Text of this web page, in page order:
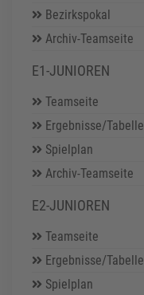
Bezirkspokal
Archiv-Teamseite
E1-JUNIOREN
Teamseite
Ergebnisse/Tabelle
Spielplan
Archiv-Teamseite
E2-JUNIOREN
Teamseite
Ergebnisse/Tabelle
Spielplan